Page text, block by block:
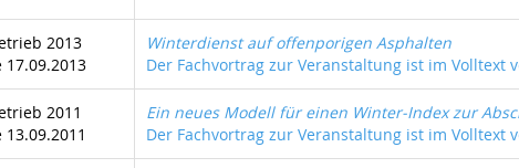
2013
Winterdienst auf offenporigen Asphalten
Der Fachvortrag zur Veranstaltung ist im Volltext
2011
Ein neues Modell für einen Winter-Index zur
Der Fachvortrag zur Veranstaltung ist im Volltext